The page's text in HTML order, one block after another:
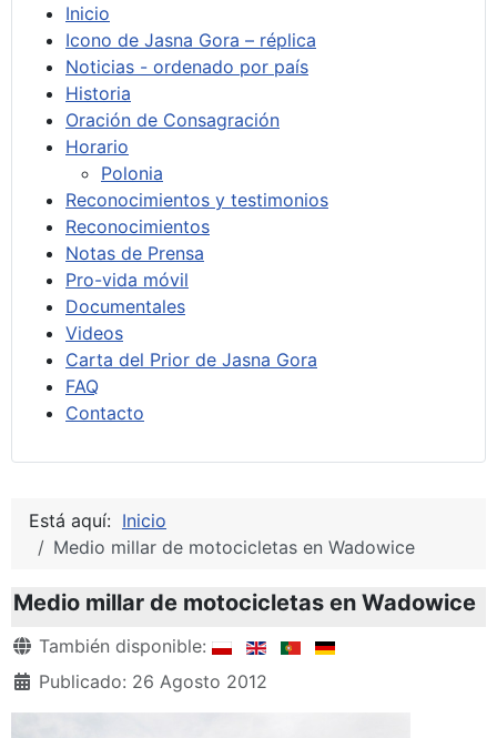
Inicio
Icono de Jasna Gora – réplica
Noticias - ordenado por país
Historia
Oración de Consagración
Horario
Polonia
Reconocimientos y testimonios
Reconocimientos
Notas de Prensa
Pro-vida móvil
Documentales
Videos
Carta del Prior de Jasna Gora
FAQ
Contacto
Está aquí: Inicio
Medio millar de motocicletas en Wadowice
Medio millar de motocicletas en Wadowice
Detalles
También disponible:
Publicado: 26 Agosto 2012